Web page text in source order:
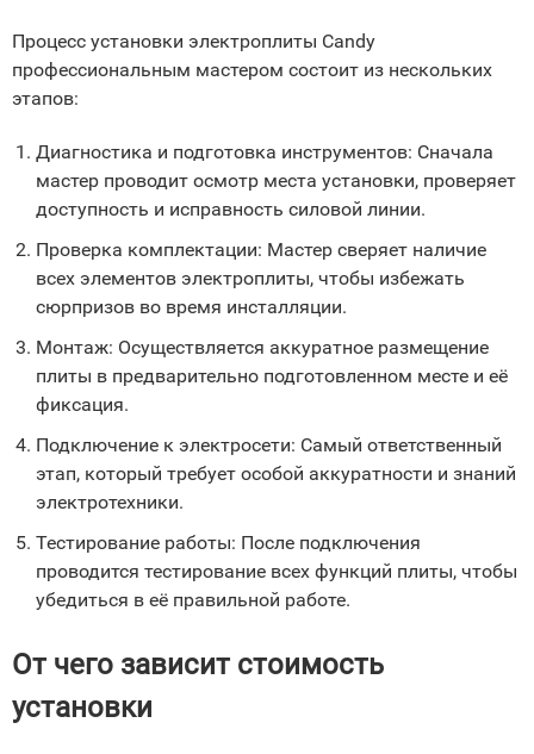
Процесс установки электроплиты Candy
профессиональным мастером состоит из нескольких
этапов:
Диагностика и подготовка инструментов: Сначала
мастер проводит осмотр места установки, проверяет
доступность и исправность силовой линии.
Проверка комплектации: Мастер сверяет наличие
всех элементов электроплиты, чтобы избежать
сюрпризов во время инсталляции.
Монтаж: Осуществляется аккуратное размещение
плиты в предварительно подготовленном месте и её
фиксация.
Подключение к электросети: Самый ответственный
этап, который требует особой аккуратности и знаний
электротехники.
Тестирование работы: После подключения
проводится тестирование всех функций плиты, чтобы
убедиться в её правильной работе.
От чего зависит стоимость
установки